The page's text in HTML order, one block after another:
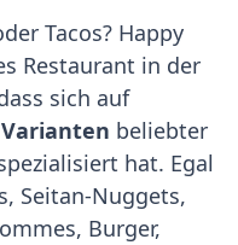
Tacos? Happy
Restaurant in der
sich auf
beliebter
hat. Egal
Seitan-Nuggets,
Burger,